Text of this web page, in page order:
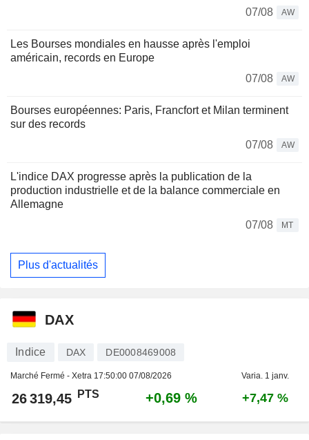
07/08
AW
Les Bourses mondiales en hausse après l'emploi
américain, records en Europe
07/08
AW
Bourses européennes: Paris, Francfort et Milan terminent
sur des records
07/08
AW
L'indice DAX progresse après la publication de la
production industrielle et de la balance commerciale en
Allemagne
07/08
MT
Plus d'actualités
DAX
Indice DAX DE0008469008
Marché Fermé - Xetra 17:50:00 07/08/2026 Varia. 1 janv.
26 319,45 PTS +0,69 % +7,47 %